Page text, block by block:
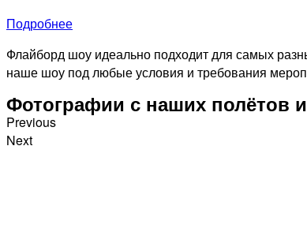
Подробнее
Флайборд шоу идеально подходит для самых
наше шоу под любые условия и требования
Фотографии с наших полётов
Previous
Next